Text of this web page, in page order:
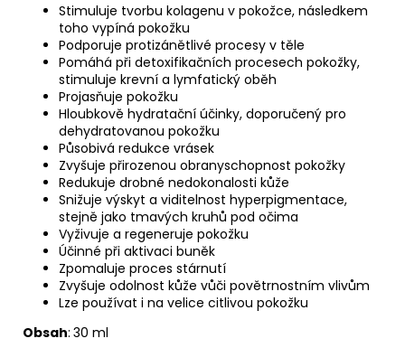
Stimuluje tvorbu kolagenu v pokožce, následkem
toho vypíná pokožku
Podporuje protizánětlivé procesy v těle
Pomáhá při detoxifikačních procesech pokožky,
stimuluje krevní a lymfatický oběh
Projasňuje pokožku
Hloubkově hydratační účinky, doporučený pro
dehydratovanou pokožku
Působivá redukce vrásek
Zvyšuje přirozenou obranyschopnost pokožky
Redukuje drobné nedokonalosti kůže
Snižuje výskyt a viditelnost hyperpigmentace,
stejně jako tmavých kruhů pod očima
Vyživuje a regeneruje pokožku
Účinné při aktivaci buněk
Zpomaluje proces stárnutí
Zvyšuje odolnost kůže vůči povětrnostním vlivům
Lze používat i na velice citlivou pokožku
Obsah: 30 ml